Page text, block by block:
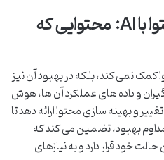
بهینه سازی مداوم محتوا با AI: محتوایی که
نمی کند، بلکه در بهبود آن نیز
و داده های عملکرد آن ها، هوش
و بهینه سازی محتوا ارائه دهد تا
بهبود، تضمین می کند که
خود قرار دارد و به نیازهای